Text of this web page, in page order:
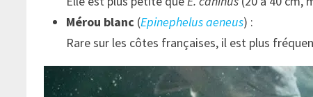
Mérou blanc (Epinephelus aeneus) :
Rare sur les côtes françaises, il est plus